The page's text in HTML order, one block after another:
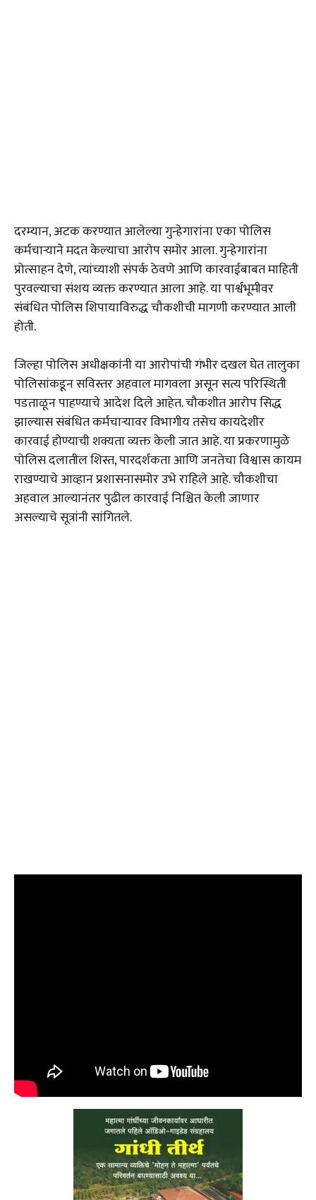
दरम्यान, अटक करण्यात आलेल्या गुन्हेगारांना एका पोलिस
कर्मचाऱ्याने मदत केल्याचा आरोप समोर आला. गुन्हेगारांना
प्रोत्साहन देणे, त्यांच्याशी संपर्क ठेवणे आणि कारवाईबाबत माहिती
पुरवल्याचा संशय व्यक्त करण्यात आला आहे. या पार्श्वभूमीवर
संबंधित पोलिस शिपायाविरुद्ध चौकशीची मागणी करण्यात आली
होती.
जिल्हा पोलिस अधीक्षकांनी या आरोपांची गंभीर दखल घेत तालुका
पोलिसांकडून सविस्तर अहवाल मागवला असून सत्य परिस्थिती
पडताळून पाहण्याचे आदेश दिले आहेत. चौकशीत आरोप सिद्ध
झाल्यास संबंधित कर्मचाऱ्यावर विभागीय तसेच कायदेशीर
कारवाई होण्याची शक्यता व्यक्त केली जात आहे. या प्रकरणामुळे
पोलिस दलातील शिस्त, पारदर्शकता आणि जनतेचा विश्वास कायम
राखण्याचे आव्हान प्रशासनासमोर उभे राहिले आहे. चौकशीचा
अहवाल आल्यानंतर पुढील कारवाई निश्चित केली जाणार
असल्याचे सूत्रांनी सांगितले.